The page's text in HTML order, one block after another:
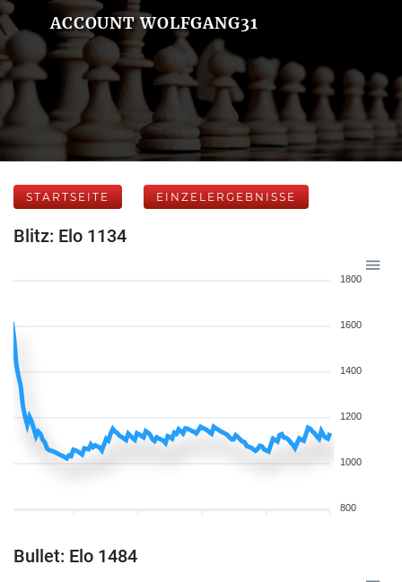
ACCOUNT WOLFGANG31
STARTSEITE EINZELERGEBNISSE
Blitz: Elo 1134
1800
1600
1400
1200
1000
800
Bullet: Elo 1484